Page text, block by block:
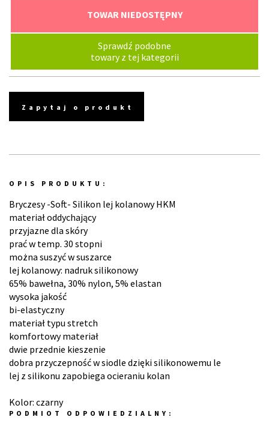
TOWAR NIEDOSTĘPNY
Sprawdź podobne
towary z tej kategorii
Zapytaj o produkt
OPIS PRODUKTU:
Bryczesy -Soft- Silikon lej kolanowy HKM
materiał oddychający
przyjazne dla skóry
prać w temp. 30 stopni
można suszyć w suszarce
lej kolanowy: nadruk silikonowy
65% bawełna, 30% nylon, 5% elastan
wysoka jakość
bi-elastyczny
materiał typu stretch
komfortowy materiał
dwie przednie kieszenie
dobra przyczepność w siodle dzięki silikonowemu le
lej z silikonu zapobiega ocieraniu kolan
Kolor: czarny
PODMIOT ODPOWIEDZIALNY: